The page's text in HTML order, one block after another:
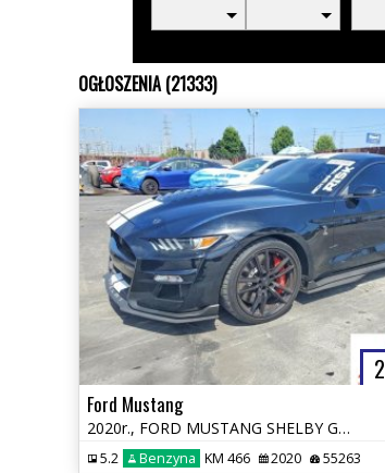
OGŁOSZENIA (21333)
Ford Mustang
2020r., FORD MUSTANG SHELBY GT500, 5.2L, od ubezpieczalni
5.2 Benzyna KM 466 2020 55263